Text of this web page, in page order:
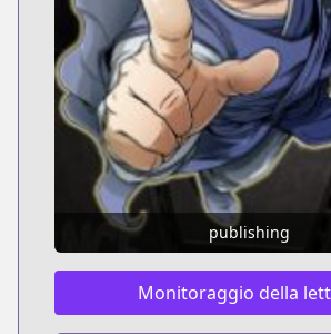
publishing
Monitoraggio della